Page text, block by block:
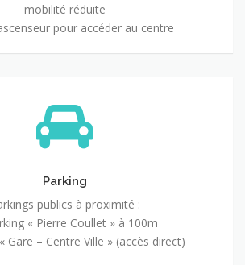
mobilité réduite
pour accéder au centre
Parking
publics à proximité :
« Pierre Coullet » à 100m
Gare – Centre Ville » (accès direct)